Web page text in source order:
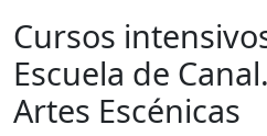
Cursos
Escuela de
Artes Escénicas